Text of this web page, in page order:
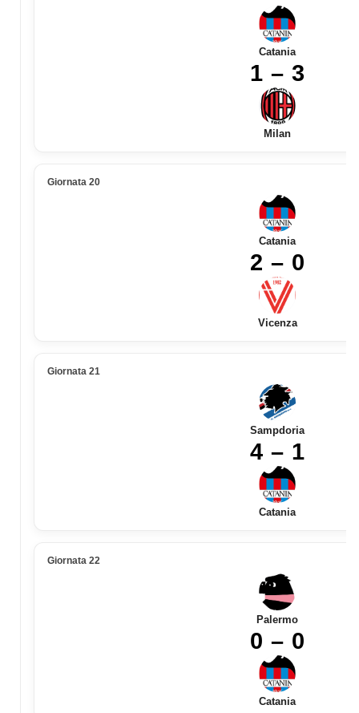
Catania
1 – 3
Milan
Giornata 20
Catania
2 – 0
Vicenza
Giornata 21
Sampdoria
4 – 1
Catania
Giornata 22
Palermo
0 – 0
Catania